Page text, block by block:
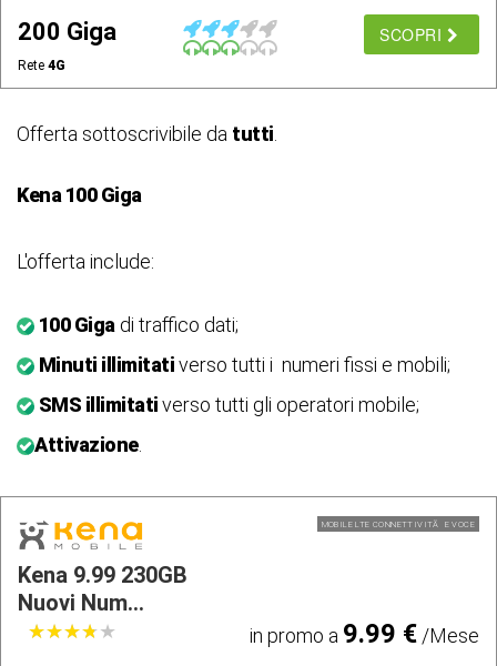
200 Giga
Rete 4G
SCOPRI
Offerta sottoscrivibile da tutti
Kena 100 Giga
L'offerta include:
100 Giga di traffico dati;
Minuti illimitativerso tutti i numeri fissi e mobili;
SMS illimitativerso tutti gli operatori mobile;
Attivazione.
MOBILE LTE CONNETTIVITÃ E VOCE
Kena 9.99 230GB
Nuovi Num...
★★★★★
★★★★★ in promo a 9.99 €/Mese